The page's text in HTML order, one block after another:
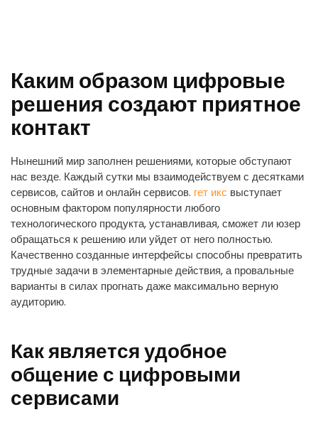
Каким образом цифровые
решения создают приятное
контакт
Нынешний мир заполнен решениями, которые обступают
нас везде. Каждый сутки мы взаимодействуем с десятками
сервисов, сайтов и онлайн сервисов. гет икс выступает
основным фактором популярности любого
технологического продукта, устанавливая, сможет ли юзер
обращаться к решению или уйдет от него полностью.
Качественно созданные интерфейсы способны превратить
трудные задачи в элементарные действия, а провальные
варианты в силах прогнать даже максимально верную
аудиторию.
Как является удобное
общение с цифровыми
сервисами